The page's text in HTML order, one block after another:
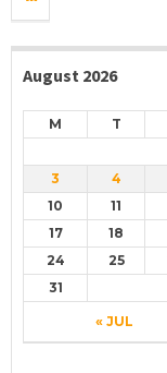
August 2026
M T
« JUL
3
4
10
11
17
18
24
25
31